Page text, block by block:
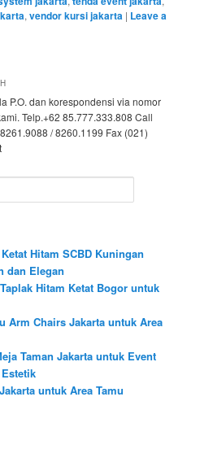
,vendor kursi jakarta | Leave a
P.O. dan korespondensi via nomor
Telp.+62 85.777.333.808 Call
/ 8260.1199 Fax (021)
Hitam SCBD Kuningan
dan Elegan
Hitam Ketat Bogor untuk
Arm Chairs Jakarta untuk Area
Taman Jakarta untuk Event
untuk Area Tamu